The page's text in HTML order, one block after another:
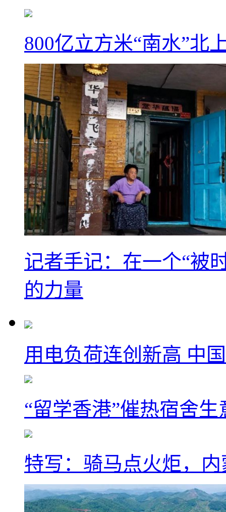
800亿立方米“南水”北
记者手记：在一个“被
的力量
用电负荷连创新高 中
“留学香港”催热宿舍
特写：骑马点火炬，